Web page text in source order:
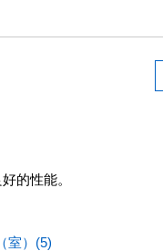
的性能。
室）(5)